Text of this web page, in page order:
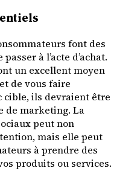
font des
à l’acte d’achat.
un excellent moyen
de vous faire
cible, ils devraient être
de marketing. La
peut non
mais elle peut
à prendre des
produits ou services.